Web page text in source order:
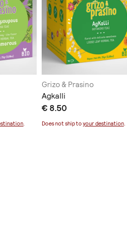
.
Grizo & Prasino
Agkalli
€ 8.50
Does not ship to your destination.